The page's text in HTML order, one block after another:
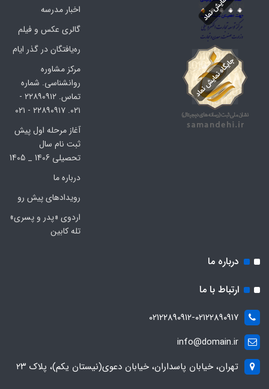
اخبار مدرسه
گالری عکس و فیلم
ره‌یافتگان در گذر ایام
مرکز مشاوره
روانشناسی. شماره
تماس. ۲۲۸۹۰۹۱۲ -
۰۲۱. ۲۲۸۹۰۹۱۷ - ۰۲۱
آغاز مرحله اول پیش
ثبت نام سال
تحصیلی 1406 _ 1405
درباره ما
رویدادهای پیش رو
اردوی «پدر و پسری»
تله کابین
درباره ما
ارتباط با ما
۰۲۱۲۲۸۹۰۹۱۲-۰۲۱۲۲۸۹۰۹۱۷
info@domain.ir
تهران، خیابان پاسداران، خیابان دعوی(نیستان یکم)، پلاک ۲۳